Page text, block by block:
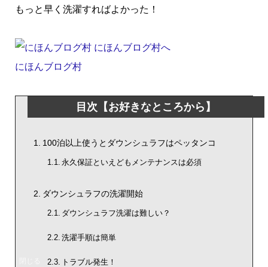
もっと早く洗濯すればよかった！
にほんブログ村
目次【お好きなところから】
100泊以上使うとダウンシュラフはペッタンコ
永久保証といえどもメンテナンスは必須
ダウンシュラフの洗濯開始
ダウンシュラフ洗濯は難しい？
洗濯手順は簡単
トラブル発生！